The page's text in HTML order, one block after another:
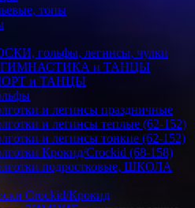
топы
гольфы, легинсы, чулки
ГИМНАСТИКА и ТАНЦЫ
и ТАНЦЫ
и легинсы праздничные
и легинсы теплые (62-152)
и легинсы тонкие (62-152)
Крокид/Crockid (68-158)
подростковые, ШКОЛА
Crockid/Крокид